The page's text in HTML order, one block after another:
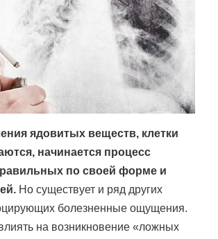
ядовитых веществ, клетки
начинается процесс
по своей форме и
Но существует и ряд других
болезненные ощущения.
на возникновение «ложных